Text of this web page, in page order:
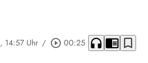
, 14:57 Uhr / play_circle_outline 00:25 headphones chrome_reader_mode bookmark_border